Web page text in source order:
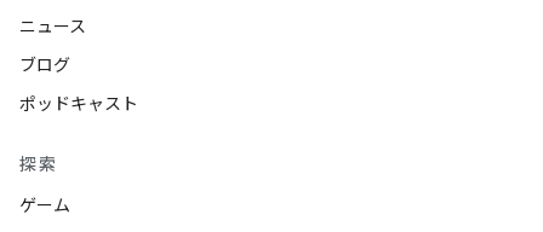
ニュース
ブログ
ポッドキャスト
探索
ゲーム